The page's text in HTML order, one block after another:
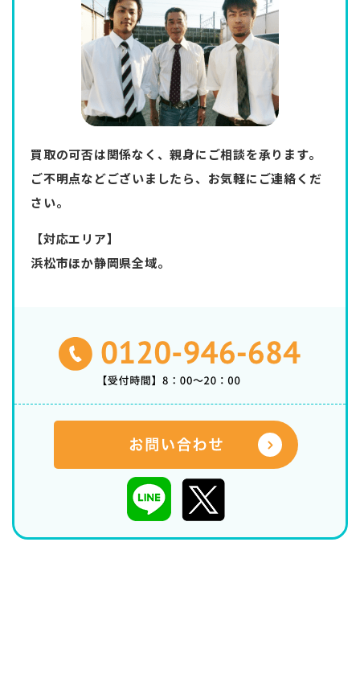
買取の可否は関係なく、親身にご相談を承ります。
ご不明点などございましたら、お気軽にご連絡くだ
さい。
【対応エリア】
浜松市ほか静岡県全域。